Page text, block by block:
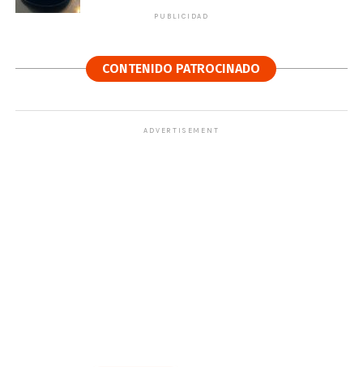
PUBLICIDAD
CONTENIDO PATROCINADO
ADVERTISEMENT